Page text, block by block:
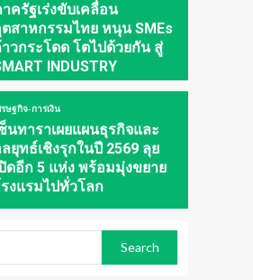
ครัฐเร่งขับเคลื่อน
สาหกรรมไทย หนุน SMEs
วกระโดด โตไปด้วยกัน สู่
INDUSTRY
รษฐกิจ-การเงิน
นทาราเผยแผนธุรกิจและ
ยุทธ์เชิงรุกในปี 2569 ลุย
ดอีก 5 แห่ง พร้อมมุ่งขยาย
งแรมไปทั่วโลก